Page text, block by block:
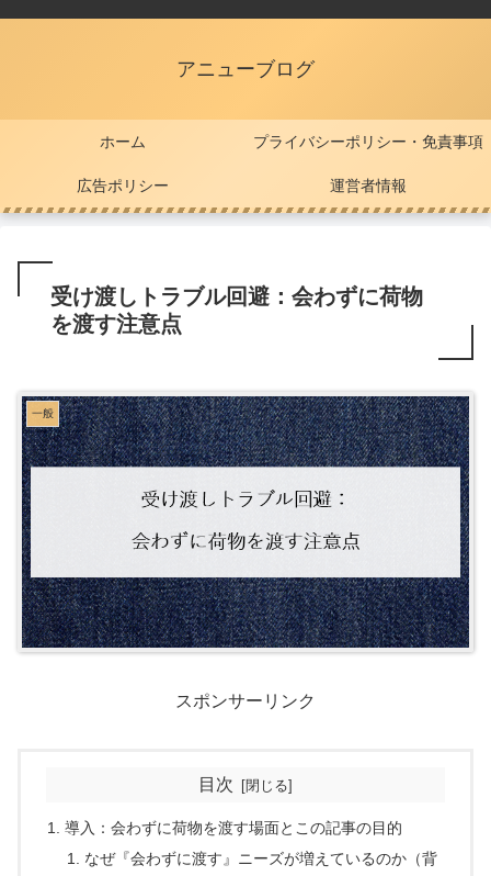
アニューブログ
ホーム プライバシーポリシー・免責事項
広告ポリシー 運営者情報
受け渡しトラブル回避：会わずに荷物
を渡す注意点
一般
スポンサーリンク
目次
導入：会わずに荷物を渡す場面とこの記事の目的
なぜ『会わずに渡す』ニーズが増えているのか（背